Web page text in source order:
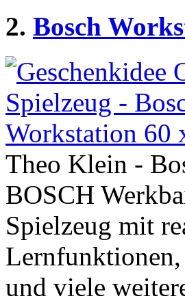
2. Bosch
Theo Klein -
BOSCH
Spielzeug mit
und viele